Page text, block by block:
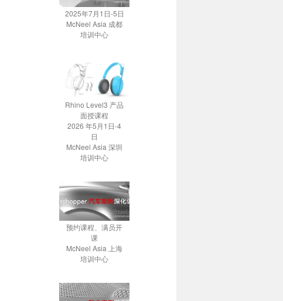
2025年7月1日-5日
McNeel Asia 成都
培训中心
Rhino Level3 产品
面授课程
2026 年5月1日-4
日
McNeel Asia 深圳
培训中心
预约课程、满员开
课
McNeel Asia 上海
培训中心